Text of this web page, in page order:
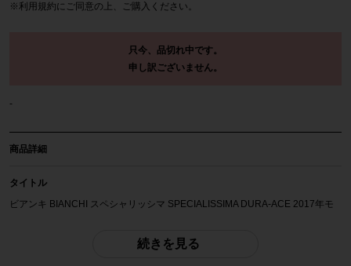
※ 利用規約にご同意の上、ご購入ください。
只今、品切れ中です。
申し訳ございません。
-
商品詳細
タイトル
ビアンキ BIANCHI スペシャリッシマ SPECIALISSIMA DURA-ACE 2017年モ
続きを見る